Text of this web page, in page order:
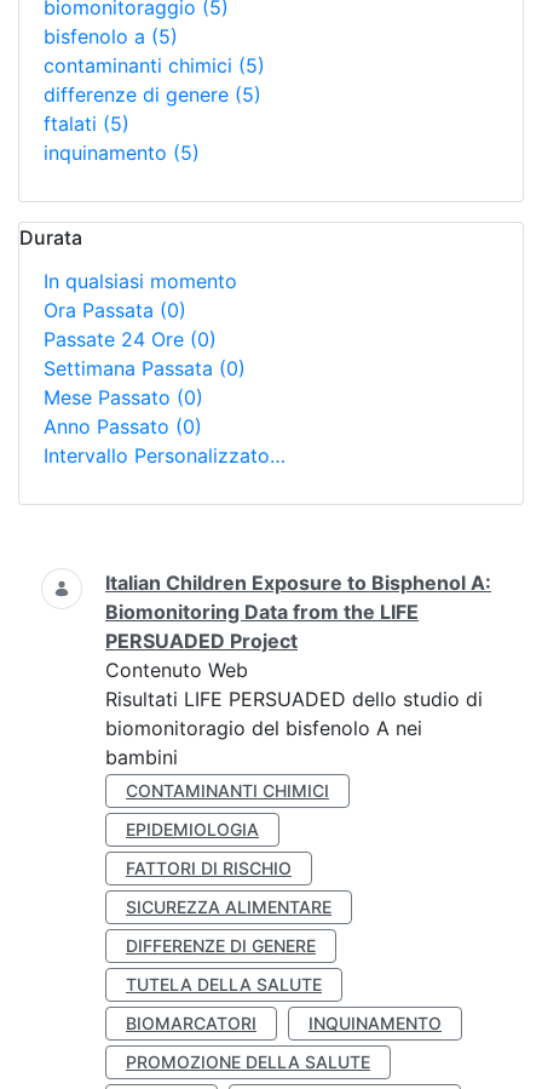
biomonitoraggio (5)
bisfenolo a (5)
contaminanti chimici (5)
differenze di genere (5)
ftalati (5)
inquinamento (5)
Durata
In qualsiasi momento
Ora Passata (0)
Passate 24 Ore (0)
Settimana Passata (0)
Mese Passato (0)
Anno Passato (0)
Intervallo Personalizzato…
Ricerca
Italian Children Exposure to Bisphenol A:
Biomonitoring Data from the LIFE
PERSUADED Project
Contenuto Web
Risultati LIFE PERSUADED dello studio di
biomonitoragio del bisfenolo A nei
bambini
CONTAMINANTI CHIMICI
EPIDEMIOLOGIA
FATTORI DI RISCHIO
SICUREZZA ALIMENTARE
DIFFERENZE DI GENERE
TUTELA DELLA SALUTE
BIOMARCATORI
INQUINAMENTO
PROMOZIONE DELLA SALUTE